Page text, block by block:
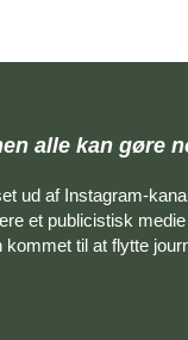
alle kan gøre
ud af Instagram-
et publicistisk
kommet til at flytte